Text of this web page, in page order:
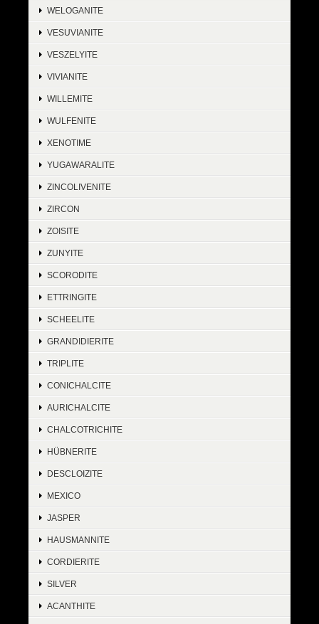
WELOGANITE
VESUVIANITE
VESZELYITE
VIVIANITE
WILLEMITE
WULFENITE
XENOTIME
YUGAWARALITE
ZINCOLIVENITE
ZIRCON
ZOISITE
ZUNYITE
SCORODITE
ETTRINGITE
SCHEELITE
GRANDIDIERITE
TRIPLITE
CONICHALCITE
AURICHALCITE
CHALCOTRICHITE
HÜBNERITE
DESCLOIZITE
MEXICO
JASPER
HAUSMANNITE
CORDIERITE
SILVER
ACANTHITE